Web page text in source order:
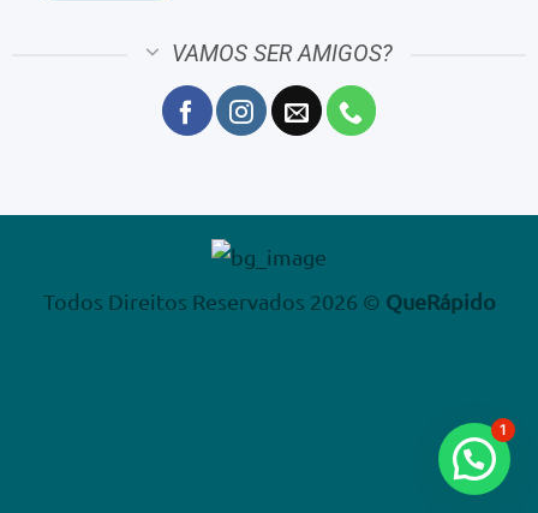
VAMOS SER AMIGOS?
Todos Direitos Reservados 2026 © QueRápido
1